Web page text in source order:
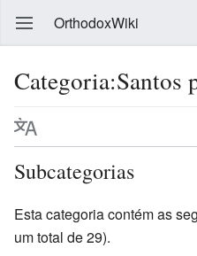
OrthodoxWiki
Categoria:Santos
Subcategorias
Esta categoria contém as
um total de 29).